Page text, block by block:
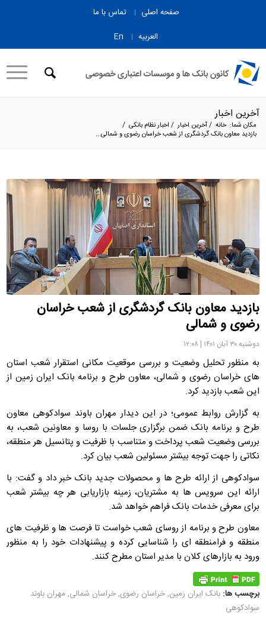
صفحه اصلی
تماس با ما
العربیه
En
آخرین اخبار
مکان شما: خانه /آخرین اخبار / اخبار نظام بانکی /
بازدید معاون بانک گردشگری از شعب خراسان رضوی و شمالی...
بازدید معاون بانک گردشگری از شعب خراسان
رضوی و شمالی
دوشنبه ۳۰ آبان ۱۴۰۱ | ۱۲:۰۸
به منظور تحلیل وضعیت و بررسی موقعیت مکانی استقرار شعب استان
های خراسان رضوی و شمالی، معاون طرح و برنامه بانک ایران زمین از
این شعب بازدید کرد.
به گزارش روابط عمومی؛ در این دیدار مهران باوند سوادکوهی معاون
طرح و برنامه بانک ضمن برگزاری جلسات با روسا و معاونین شعب، به
بررسی وضعیت شعب پرداخت و متناسب با ظرفیت و پتانسیل هر منطقه،
نکاتی را جهت توجه بیشتر مسئولین شعب بیان کرد.
سوادکوهی از ارائه طرح ها و محصولات جدید بانک خبر داد و گفت: با
ارائه این سرویس ها به مشتریان، زمینه بازاریابی هر چه بیشتر شعب
برای معرفی خدمات بانک فراهم خواهد شد.
معاون طرح و برنامه از روسای شعب خواست تا فرصت ها و ظرفیت های
منطقه و فرامنطقه ای را شناسایی کرده و پیشنهادات خود را به منظور
ورود به بازارهای کلان با مدیر استان مطرح کنند.
برچسب ها: بانک ایران زمین,خراسان رضوی,خراسان شمالی, مهران باوند
سوادکوهی